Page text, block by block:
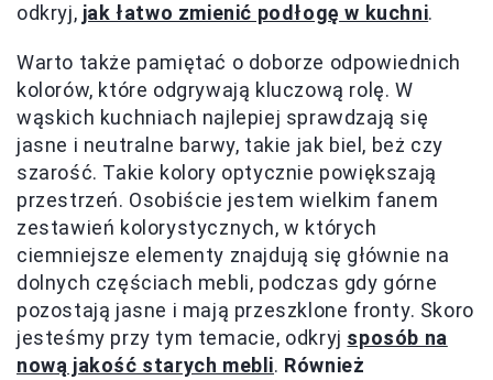
odkryj, jak łatwo zmienić podłogę w kuchni.
Warto także pamiętać o doborze odpowiednich
kolorów, które odgrywają kluczową rolę. W
wąskich kuchniach najlepiej sprawdzają się
jasne i neutralne barwy, takie jak biel, beż czy
szarość. Takie kolory optycznie powiększają
przestrzeń. Osobiście jestem wielkim fanem
zestawień kolorystycznych, w których
ciemniejsze elementy znajdują się głównie na
dolnych częściach mebli, podczas gdy górne
pozostają jasne i mają przeszklone fronty. Skoro
jesteśmy przy tym temacie, odkryj sposób na
nową jakość starych mebli. Również